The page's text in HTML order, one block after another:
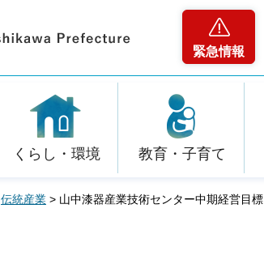
緊急情報
くらし・環境 教育・子育て
伝統産業 > 山中漆器産業技術センター中期経営目標